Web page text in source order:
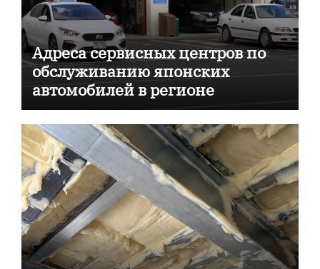
Адреса сервисных центров по
обслуживанию японских
автомобилей в регионе